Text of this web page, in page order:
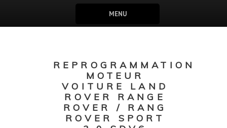
MENU
REPROGRAMMATION
MOTEUR
VOITURE LAND
ROVER RANGE
ROVER / RANG
ROVER SPORT